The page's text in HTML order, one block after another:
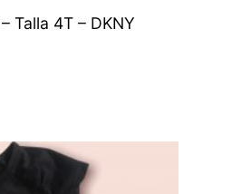
Talla 4T – DKNY